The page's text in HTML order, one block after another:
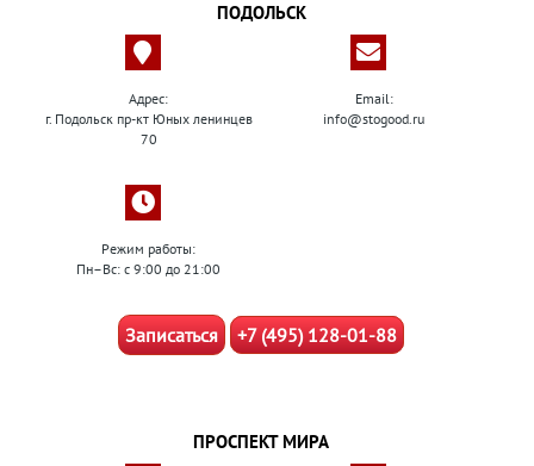
ПОДОЛЬСК
Адрес:
г. Подольск пр-кт Юных ленинцев
70
Email:
info@stogood.ru
Режим работы:
Пн–Вс: с 9:00 до 21:00
Записаться +7 (495) 128-01-88
ПРОСПЕКТ МИРА